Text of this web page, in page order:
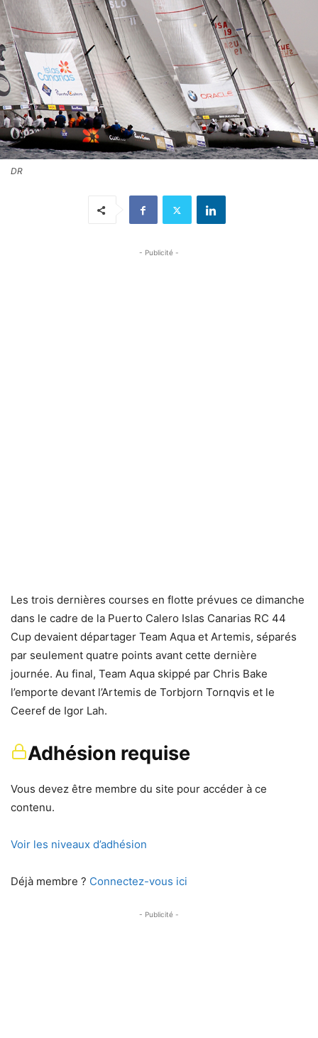
DR
- Publicité -
Les trois dernières courses en flotte prévues ce dimanche
dans le cadre de la Puerto Calero Islas Canarias RC 44
Cup devaient départager Team Aqua et Artemis, séparés
par seulement quatre points avant cette dernière
journée. Au final, Team Aqua skippé par Chris Bake
l’emporte devant l’Artemis de Torbjorn Tornqvis et le
Ceeref de Igor Lah.
Adhésion requise
Vous devez être membre du site pour accéder à ce
contenu.
Voir les niveaux d’adhésion
Déjà membre ? Connectez-vous ici
- Publicité -